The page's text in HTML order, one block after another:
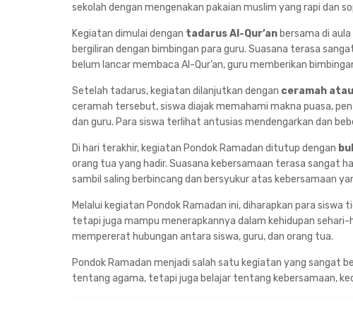
sekolah dengan mengenakan pakaian muslim yang rapi dan
Kegiatan dimulai dengan tadarus Al-Qur’an bersama di
bergiliran dengan bimbingan para guru. Suasana terasa
belum lancar membaca Al-Qur’an, guru memberikan
Setelah tadarus, kegiatan dilanjutkan dengan ceramah
ceramah tersebut, siswa diajak memahami makna puasa,
dan guru. Para siswa terlihat antusias mendengarkan dan
Di hari terakhir, kegiatan Pondok Ramadan ditutup dengan
orang tua yang hadir. Suasana kebersamaan terasa sangat
sambil saling berbincang dan bersyukur atas kebersamaan
Melalui kegiatan Pondok Ramadan ini, diharapkan para
tetapi juga mampu menerapkannya dalam kehidupan
mempererat hubungan antara siswa, guru, dan orang tua.
Pondok Ramadan menjadi salah satu kegiatan yang sangat
tentang agama, tetapi juga belajar tentang kebersamaan,